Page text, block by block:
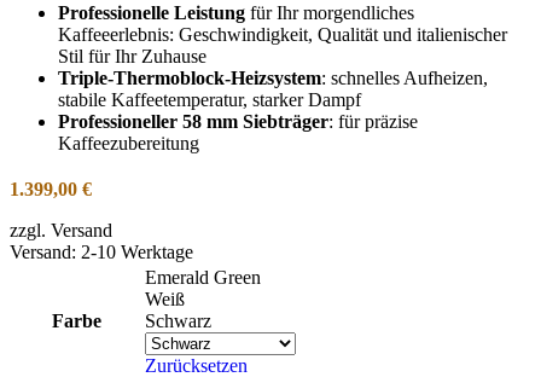
Professionelle Leistung für Ihr morgendliches
Kaffeeerlebnis: Geschwindigkeit, Qualität und italienischer
Stil für Ihr Zuhause
Triple-Thermoblock-Heizsystem: schnelles Aufheizen,
stabile Kaffeetemperatur, starker Dampf
Professioneller 58 mm Siebträger: für präzise
Kaffeezubereitung
1.399,00 €
zzgl. Versand
Versand: 2-10 Werktage
Farbe
Emerald Green
Weiß
Schwarz
Zurücksetzen